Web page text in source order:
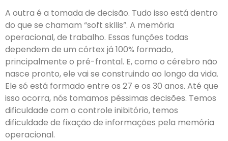
A outra é a tomada de decisão. Tudo isso está dentro
do que se chamam “soft skllis”. A memória
operacional, de trabalho. Essas funções todas
dependem de um córtex já 100% formado,
principalmente o pré-frontal. E, como o cérebro não
nasce pronto, ele vai se construindo ao longo da vida.
Ele só está formado entre os 27 e os 30 anos. Até que
isso ocorra, nós tomamos péssimas decisões. Temos
dificuldade com o controle inibitório, temos
dificuldade de fixação de informações pela memória
operacional.